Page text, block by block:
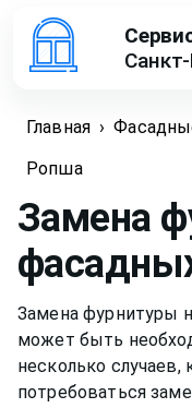
Главная ›
Ропша
Замена
Замена фурнитуры
может быть
несколько
потребоваться